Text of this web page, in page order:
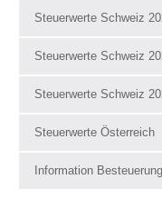
Steuerwerte Schweiz
Steuerwerte Schweiz
Steuerwerte Schweiz
Steuerwerte Österreich
Information